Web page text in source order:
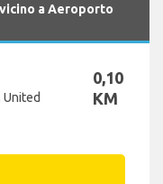
a Aeroporto
United
0,10
KM